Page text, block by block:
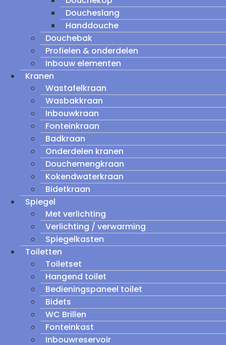
Doucheslang
Handdouche
Douchebak
Profielen & onderdelen
Inbouw elementen
Kranen
Wastafelkraan
Wasbakkraan
Inbouwkraan
Fonteinkraan
Badkraan
Onderdelen kranen
Douchemengkraan
Kokendwaterkraan
Bidetkraan
Spiegel
Met verlichting
Verlichting / verwarming
Spiegelkasten
Toiletten
Toiletset
Hangend toilet
Bedieningspaneel toilet
Bidets
WC Brillen
Fonteinkast
Inbouwreservoir